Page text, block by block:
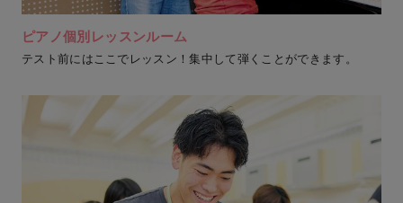
ピアノ個別レッスンルーム
テスト前にはここでレッスン！集中して弾くことができます。